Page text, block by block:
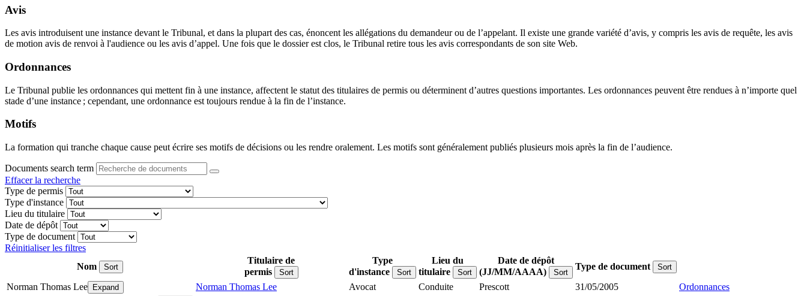
Avis
Les avis introduisent une instance devant le Tribunal, et dans la plupart des cas, énoncent les allégations du demandeur ou de l’appelant. Il existe une grande variété d’avis, y compris les avis de requête, les avis
de motion avis de renvoi à l'audience ou les avis d’appel. Une fois que le dossier est clos, le Tribunal retire tous les avis correspondants de son site Web.
Ordonnances
Le Tribunal publie les ordonnances qui mettent fin à une instance, affectent le statut des titulaires de permis ou déterminent d’autres questions importantes. Les ordonnances peuvent être rendues à n’importe quel
stade d’une instance ; cependant, une ordonnance est toujours rendue à la fin de l’instance.
Motifs
La formation qui tranche chaque cause peut écrire ses motifs de décisions ou les rendre oralement. Les motifs sont généralement publiés plusieurs mois après la fin de l’audience.
Documents search term
Effacer la recherche
Type de permis
Type d'instance
Lieu du titulaire
Date de dépôt
Type de document
Réinitialiser les filtres
Nom
Sort
Titulaire de
permis
Sort
Type
d'instance
Sort
Lieu du
titulaire
Sort
Date de dépôt
(JJ/MM/AAAA)
Sort
Type de document Sort
Norman Thomas Lee Expand Norman Thomas Lee Avocat Conduite Prescott 31/05/2005
Ordonnances